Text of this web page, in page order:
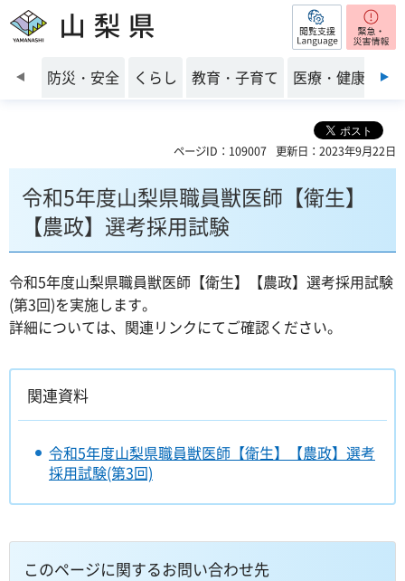
山梨県 閲覧支援
前のスライドを表示
防災・安全 くらし 教育・子育て 医療・健康・福
ページID：109007 更新日：2023年9月22日
令和5年度山梨県職員獣医師【衛生】
【農政】選考採用試験
令和5年度山梨県職員獣医師【衛生】【農政】選考採用試験
(第3回)を実施します。
詳細については、関連リンクにてご確認ください。
関連資料
令和5年度山梨県職員獣医師【衛生】【農政】選考
採用試験(第3回)
このページに関するお問い合わせ先